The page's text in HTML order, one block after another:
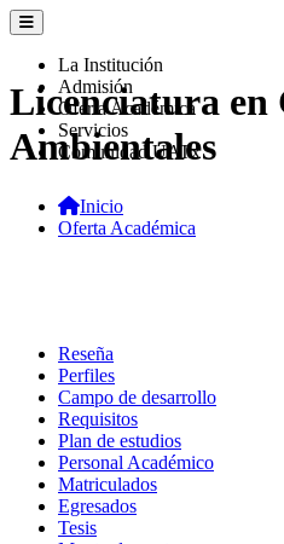
La Institución
Admisión
Oferta Académica
Servicios
Comunidad UATx
Licenciatura en
Ambientales
Inicio
Oferta Académica
Reseña
Perfiles
Campo de desarrollo
Requisitos
Plan de estudios
Personal Académico
Matriculados
Egresados
Tesis